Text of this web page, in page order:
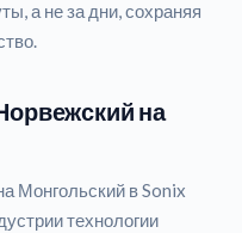
а не за дни, сохраняя
на
Монгольский в Sonix
технологии